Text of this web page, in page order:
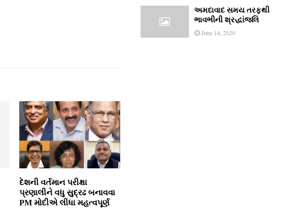
દેશની વર્તમાન પરીક્ષા
પ્રણાલીને વધુ સુદ્રઢ બનાવવા
PM મોદીએ લીધા મહત્વપૂર્ણ
અમદાવાદ સમય તરફથી
ભાવભીની શ્રદ્ધાંજલિ
June 14, 2020